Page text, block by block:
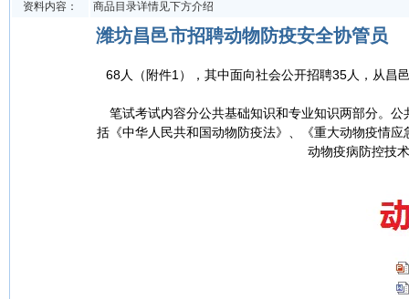
资料内容： 商品目录详情见下方介绍
潍坊昌邑市招聘动物防疫安全协管员
68人（附件1），其中面向社会公开招聘35人，从昌
笔试考试内容分公共基础知识和专业知识两部分。
括《中华人民共和国动物防疫法》、《重大动物疫情
动物疫病防控技